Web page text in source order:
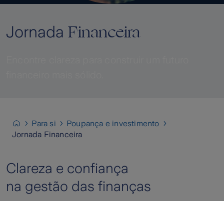
Jornada Financeira
Para si
Poupança e investimento
Jornada Financeira
Clareza e confiança
na gestão das finanças